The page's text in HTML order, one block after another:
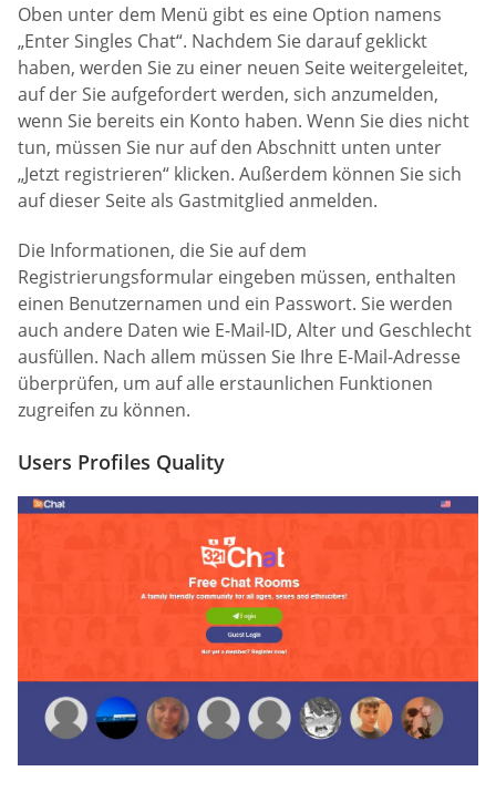
Oben unter dem Menü gibt es eine Option namens
„Enter Singles Chat“. Nachdem Sie darauf geklickt
haben, werden Sie zu einer neuen Seite weitergeleitet,
auf der Sie aufgefordert werden, sich anzumelden,
wenn Sie bereits ein Konto haben. Wenn Sie dies nicht
tun, müssen Sie nur auf den Abschnitt unten unter
„Jetzt registrieren“ klicken. Außerdem können Sie sich
auf dieser Seite als Gastmitglied anmelden.
Die Informationen, die Sie auf dem
Registrierungsformular eingeben müssen, enthalten
einen Benutzernamen und ein Passwort. Sie werden
auch andere Daten wie E-Mail-ID, Alter und Geschlecht
ausfüllen. Nach allem müssen Sie Ihre E-Mail-Adresse
überprüfen, um auf alle erstaunlichen Funktionen
zugreifen zu können.
Users Profiles Quality